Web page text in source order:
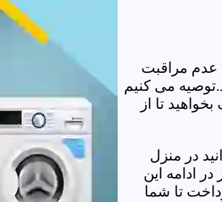
عدم مراقبت
می کنیم
تا از
در منزل
ادامه این
تا شما